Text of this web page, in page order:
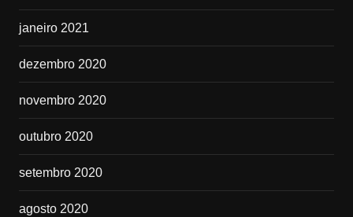
janeiro 2021
dezembro 2020
novembro 2020
outubro 2020
setembro 2020
agosto 2020